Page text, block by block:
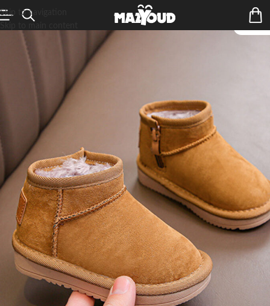
Skip to navigation